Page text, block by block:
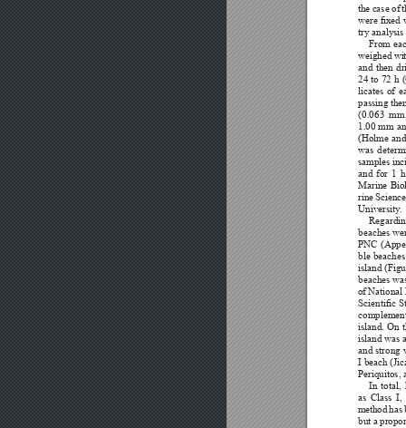

 


 
  
 





  











 
  

